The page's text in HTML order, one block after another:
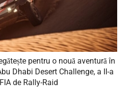
pentru o nouă aventură în
Dhabi Desert Challenge, a II-a
de Rally-Raid